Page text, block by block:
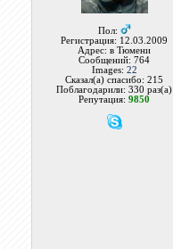
Пол:
Регистрация: 12.03.2009
Адрес: в Тюмени
Сообщений: 764
Images: 22
Сказал(а) спасибо: 215
Поблагодарили: 330 раз(а)
Репутация:9850